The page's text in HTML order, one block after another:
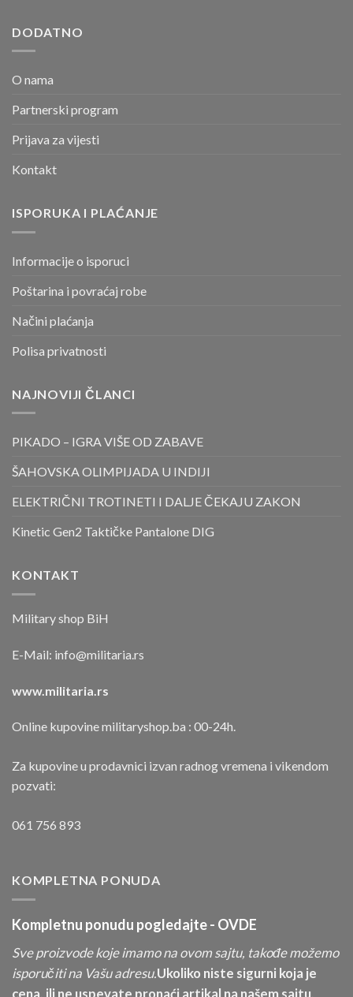
DODATNO
O nama
Partnerski program
Prijava za vijesti
Kontakt
ISPORUKA I PLAĆANJE
Informacije o isporuci
Poštarina i povraćaj robe
Načini plaćanja
Polisa privatnosti
NAJNOVIJI ČLANCI
PIKADO – IGRA VIŠE OD ZABAVE
ŠAHOVSKA OLIMPIJADA U INDIJI
ELEKTRIČNI TROTINETI I DALJE ČEKAJU ZAKON
Kinetic Gen2 Taktičke Pantalone DIG
KONTAKT
Military shop BiH
E-Mail: info@militaria.rs
www.militaria.rs
Online kupovine militaryshop.ba : 00-24h.
Za kupovine u prodavnici izvan radnog vremena i vikendom
pozvati:
061 756 893
KOMPLETNA PONUDA
Kompletnu ponudu pogledajte - OVDE
Sve proizvode koje imamo na ovom sajtu, takođe možemo
isporučiti na Vašu adresu.Ukoliko niste sigurni koja je
cena, ili ne uspevate pronaći artikal na našem sajtu,